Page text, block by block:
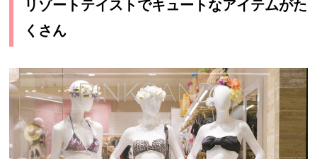
リゾートテイストでキュートなアイテムがた
くさん